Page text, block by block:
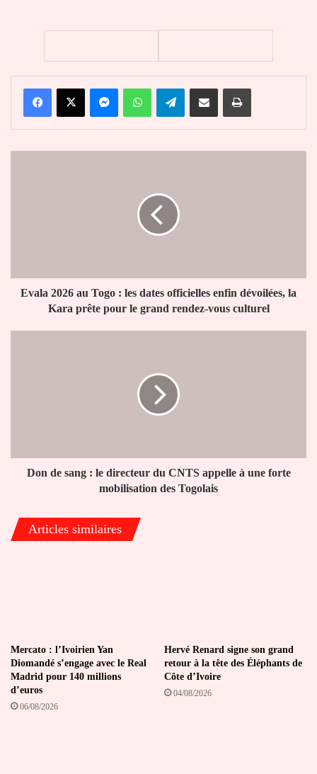
FacebookX MessengerWhatsAppTelegramPartager par email Imprimer
enfin
dévoilées,
Evala 2026 au Togo : les dates officielles enfin dévoilées, la
Kara prête pour le grand rendez-vous culturel
appelle
mobilisation
des
Don de sang : le directeur du CNTS appelle à une forte
mobilisation des Togolais
Articles similaires
Mercato : l’Ivoirien Yan
Diomandé s’engage avec le Real
Madrid pour 140 millions
d’euros
06/08/2026
Hervé Renard signe son grand
retour à la tête des Éléphants de
Côte d’Ivoire
04/08/2026